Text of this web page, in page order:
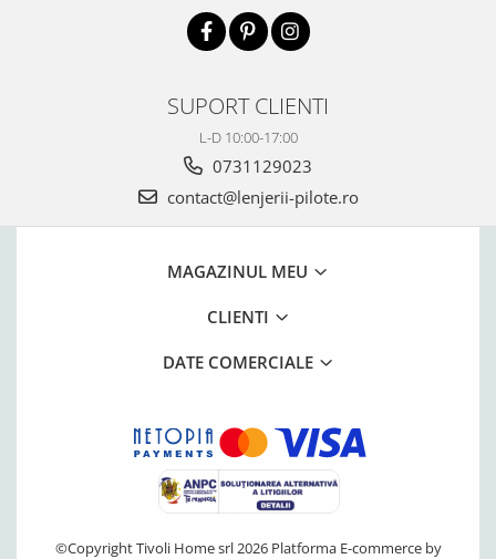
SUPORT CLIENTI
L-D 10:00-17:00
0731129023
contact@lenjerii-pilote.ro
MAGAZINUL MEU
CLIENTI
DATE COMERCIALE
©Copyright Tivoli Home srl 2026 Platforma E-commerce by